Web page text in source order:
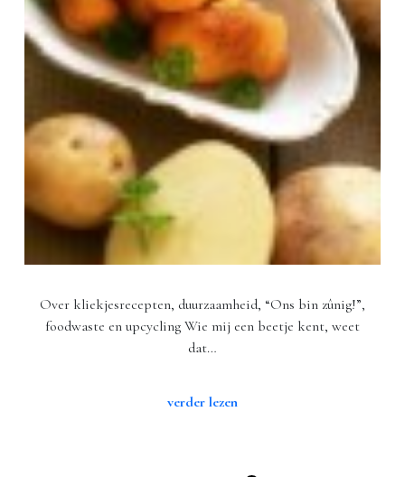
Over kliekjesrecepten, duurzaamheid, “Ons bin zûnig!”,
foodwaste en upcycling Wie mij een beetje kent, weet
dat…
verder lezen